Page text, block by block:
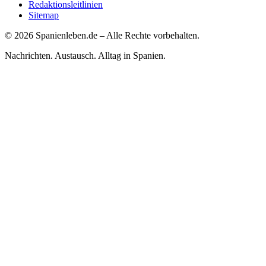
Redaktionsleitlinien
Sitemap
© 2026 Spanienleben.de – Alle Rechte vorbehalten.
Nachrichten. Austausch. Alltag in Spanien.